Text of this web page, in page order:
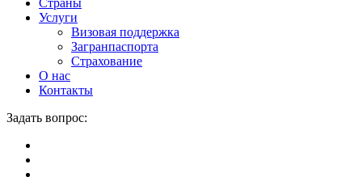
Страны
Услуги
Визовая поддержка
Загранпаспорта
Страхование
О нас
Контакты
Задать вопрос: